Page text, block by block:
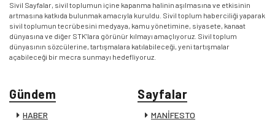
Sivil Sayfalar, sivil toplumun içine kapanma halinin aşılmasına ve etkisinin
artmasına katkıda bulunmak amacıyla kuruldu. Sivil toplum haberciliği yaparak
sivil toplumun tecrübesini medyaya, kamu yönetimine, siyasete, kanaat
dünyasına ve diğer STK’lara görünür kılmayı amaçlıyoruz. Sivil toplum
dünyasının sözcülerine, tartışmalara katılabileceği, yeni tartışmalar
açabileceği bir mecra sunmayı hedefliyoruz.
Gündem
HABER
Sayfalar
MANİFESTO